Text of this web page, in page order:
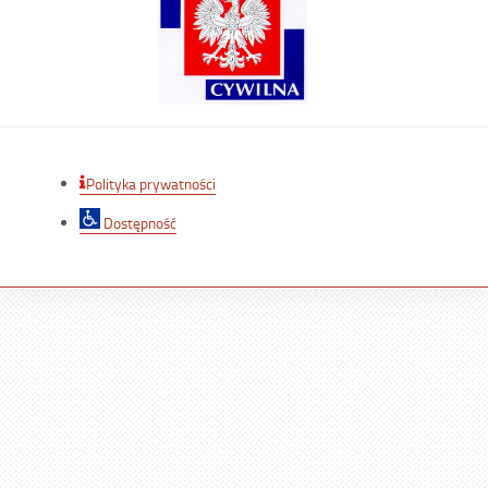
Polityka prywatności
Dostępność